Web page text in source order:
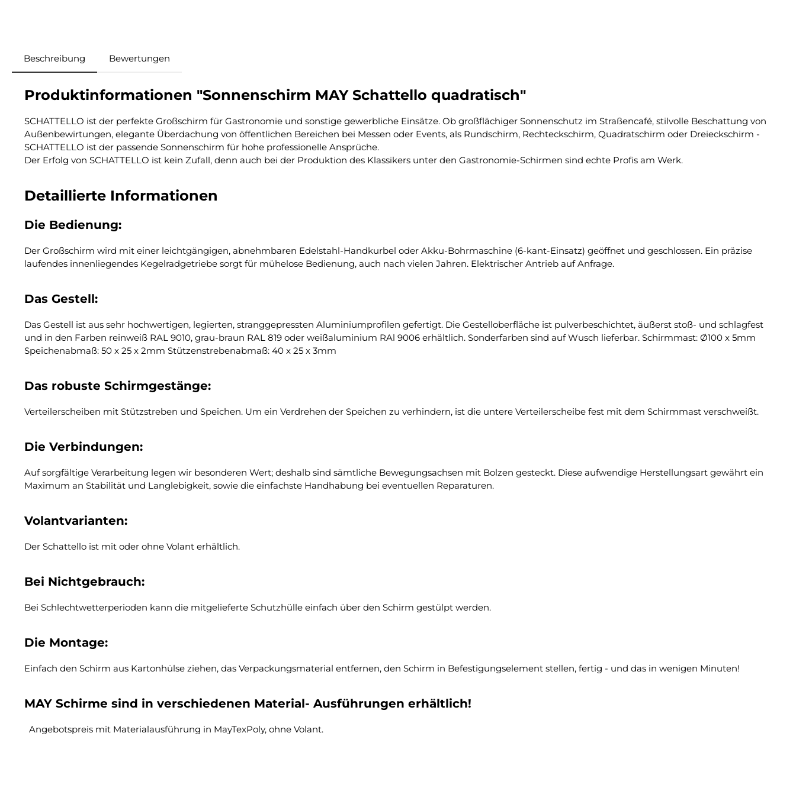
Beschreibung Bewertungen
Produktinformationen "Sonnenschirm MAY Schattello quadratisch"
SCHATTELLO ist der perfekte Großschirm für Gastronomie und sonstige gewerbliche Einsätze. Ob großflächiger Sonnenschutz im Straßencafé, stilvolle Beschattung von
Außenbewirtungen, elegante Überdachung von öffentlichen Bereichen bei Messen oder Events, als Rundschirm, Rechteckschirm, Quadratschirm oder Dreieckschirm -
SCHATTELLO ist der passende Sonnenschirm für hohe professionelle Ansprüche.
Der Erfolg von SCHATTELLO ist kein Zufall, denn auch bei der Produktion des Klassikers unter den Gastronomie-Schirmen sind echte Profis am Werk.
Detaillierte Informationen
Die Bedienung:
Der Großschirm wird mit einer leichtgängigen, abnehmbaren Edelstahl-Handkurbel oder Akku-Bohrmaschine (6-kant-Einsatz) geöffnet und geschlossen. Ein präzise
laufendes innenliegendes Kegelradgetriebe sorgt für mühelose Bedienung, auch nach vielen Jahren. Elektrischer Antrieb auf Anfrage.
Das Gestell:
Das Gestell ist aus sehr hochwertigen, legierten, stranggepressten Aluminiumprofilen gefertigt. Die Gestelloberfläche ist pulverbeschichtet, äußerst stoß- und schlagfest
und in den Farben reinweiß RAL 9010, grau-braun RAL 819 oder weißaluminium RAl 9006 erhältlich. Sonderfarben sind auf Wusch lieferbar. Schirmmast: Ø100 x 5mm
Speichenabmaß: 50 x 25 x 2mm Stützenstrebenabmaß: 40 x 25 x 3mm
Das robuste Schirmgestänge:
Verteilerscheiben mit Stützstreben und Speichen. Um ein Verdrehen der Speichen zu verhindern, ist die untere Verteilerscheibe fest mit dem Schirmmast verschweißt.
Die Verbindungen:
Auf sorgfältige Verarbeitung legen wir besonderen Wert; deshalb sind sämtliche Bewegungsachsen mit Bolzen gesteckt. Diese aufwendige Herstellungsart gewährt ein
Maximum an Stabilität und Langlebigkeit, sowie die einfachste Handhabung bei eventuellen Reparaturen.
Volantvarianten:
Der Schattello ist mit oder ohne Volant erhältlich.
Bei Nichtgebrauch:
Bei Schlechtwetterperioden kann die mitgelieferte Schutzhülle einfach über den Schirm gestülpt werden.
Die Montage:
Einfach den Schirm aus Kartonhülse ziehen, das Verpackungsmaterial entfernen, den Schirm in Befestigungselement stellen, fertig - und das in wenigen Minuten!
MAY Schirme sind in verschiedenen Material- Ausführungen erhältlich!
Angebotspreis mit Materialausführung in MayTexPoly, ohne Volant.